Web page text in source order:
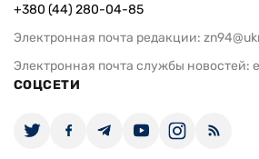
+380 (44) 280-04-85
Электронная почта редакции:
Электронная почта службы новостей:
СОЦСЕТИ